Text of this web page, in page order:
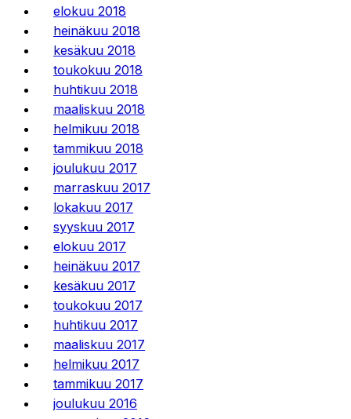
elokuu 2018
heinäkuu 2018
kesäkuu 2018
toukokuu 2018
huhtikuu 2018
maaliskuu 2018
helmikuu 2018
tammikuu 2018
joulukuu 2017
marraskuu 2017
lokakuu 2017
syyskuu 2017
elokuu 2017
heinäkuu 2017
kesäkuu 2017
toukokuu 2017
huhtikuu 2017
maaliskuu 2017
helmikuu 2017
tammikuu 2017
joulukuu 2016